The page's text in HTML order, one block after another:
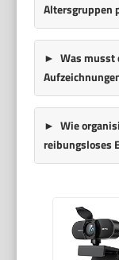
Altersgruppen
Was musst
Wie
reibungsloses